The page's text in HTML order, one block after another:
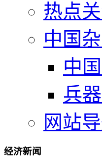
热点
中国
中
兵
网站
经济新闻